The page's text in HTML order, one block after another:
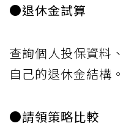
●退休金試算
查詢個人投保資料
自己的退休金結構。
●請領策略比較